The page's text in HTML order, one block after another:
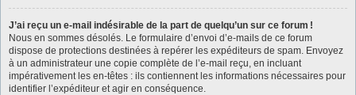
J’ai reçu un e-mail indésirable de la part de quelqu’un sur ce forum !
Nous en sommes désolés. Le formulaire d’envoi d’e-mails de ce forum
dispose de protections destinées à repérer les expéditeurs de spam. Envoyez
à un administrateur une copie complète de l’e-mail reçu, en incluant
impérativement les en-têtes : ils contiennent les informations nécessaires pour
identifier l’expéditeur et agir en conséquence.